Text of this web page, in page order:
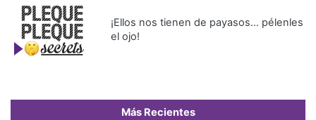
¡Ellos nos tienen de payasos… pélenles
el ojo!
Más Recientes